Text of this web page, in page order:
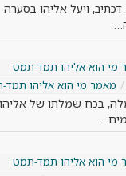
ויעל אליהו בסערה
מי הוא אליהו תמד-תמט
מאמר מי הוא אליהו
בכח שמלתו של
מי הוא אליהו תמד-תמט